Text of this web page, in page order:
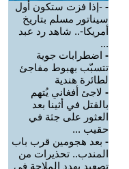
- -إذا فزت ستكون أول
سيناتور مسلم بتاريخ
أمريكا-.. شاهد رد عبد
...
- اضطرابات جوية
تتسبّب بهبوط مفاجئ
لطائرة هندية
- لاجئ أفغاني يُتهم
بالقتل في أثينا بعد
العثور على جثة في
حقيب ...
- بعد هجومين قرب باب
المندب.. تحذيرات من
تصعيد يهدد الملاحة في